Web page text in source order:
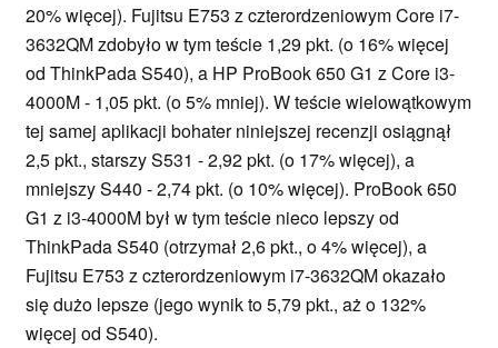
20% więcej). Fujitsu E753 z czterordzeniowym Core i7-
3632QM zdobyło w tym teście 1,29 pkt. (o 16% więcej
od ThinkPada S540), a HP ProBook 650 G1 z Core i3-
4000M - 1,05 pkt. (o 5% mniej). W teście wielowątkowym
tej samej aplikacji bohater niniejszej recenzji osiągnął
2,5 pkt., starszy S531 - 2,92 pkt. (o 17% więcej), a
mniejszy S440 - 2,74 pkt. (o 10% więcej). ProBook 650
G1 z i3-4000M był w tym teście nieco lepszy od
ThinkPada S540 (otrzymał 2,6 pkt., o 4% więcej), a
Fujitsu E753 z czterordzeniowym i7-3632QM okazało
się dużo lepsze (jego wynik to 5,79 pkt., aż o 132%
więcej od S540).